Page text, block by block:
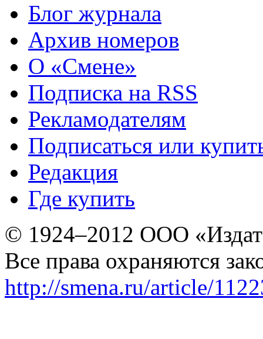
Блог журнала
Архив номеров
О «Смене»
Подписка на RSS
Рекламодателям
Подписаться или
Редакция
Где купить
© 1924–2012 ООО
Все права охраняются
http://smena.ru/article/